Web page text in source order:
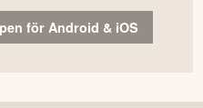
för Android & iOS